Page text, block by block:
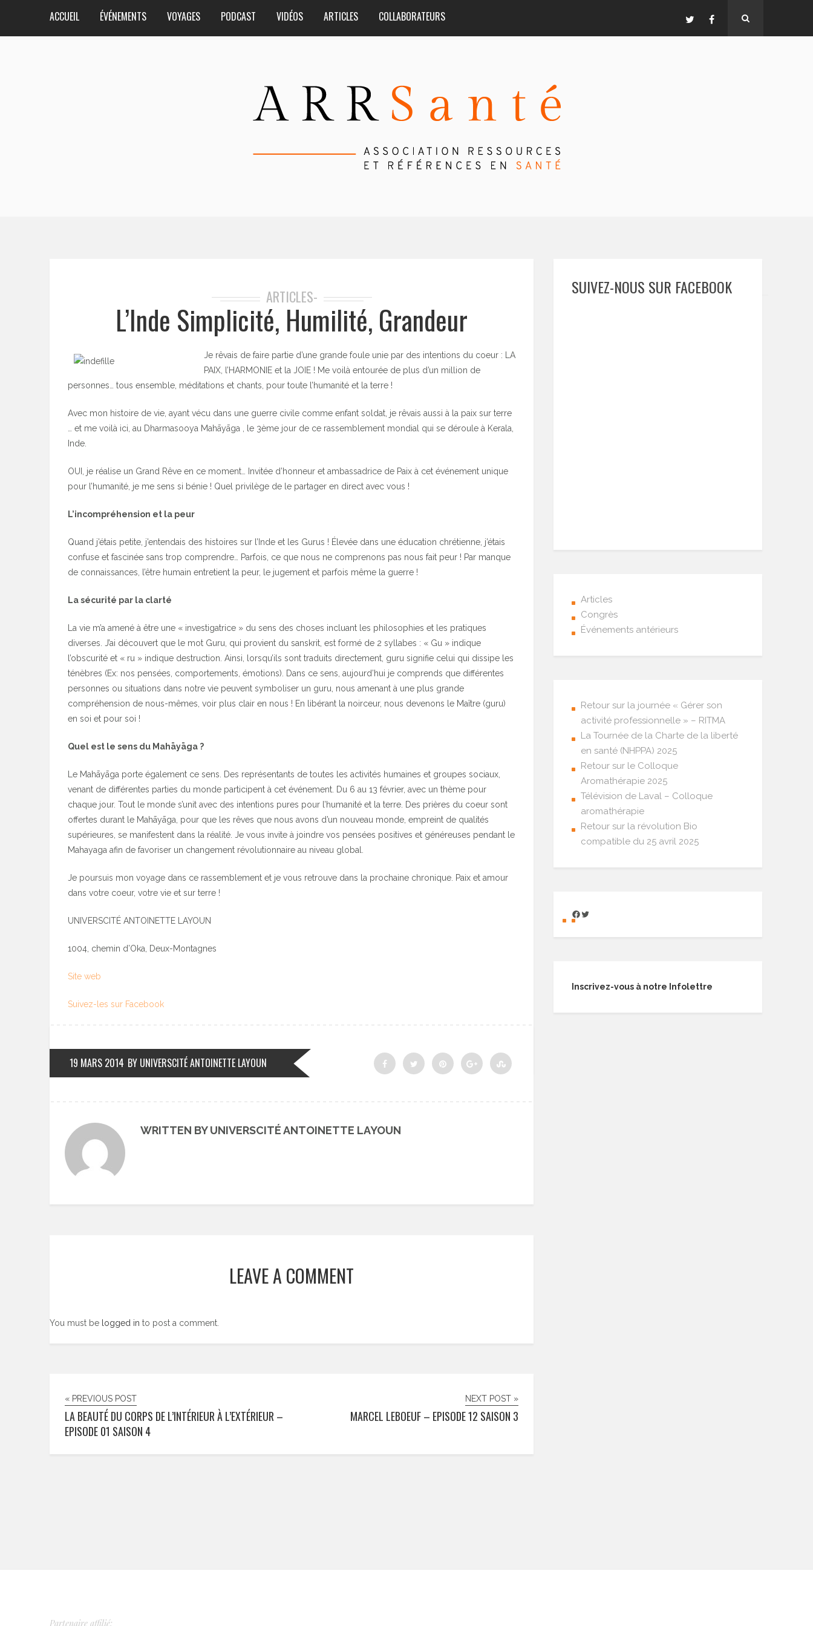
ACCUEIL ÉVÉNEMENTS VOYAGES PODCAST VIDÉOS ARTICLES COLLABORATEURS
ARTICLES-
L’Inde Simplicité, Humilité, Grandeur
Je rêvais de faire partie d’une grande foule unie par des intentions du coeur : LA
PAIX, l’HARMONIE et la JOIE ! Me voilà entourée de plus d’un million de
personnes… tous ensemble, méditations et chants, pour toute l’humanité et la terre !
Avec mon histoire de vie, ayant vécu dans une guerre civile comme enfant soldat, je rêvais aussi à la paix sur terre
… et me voilà ici, au Dharmasooya Mahāyāga , le 3ème jour de ce rassemblement mondial qui se déroule à Kerala,
Inde.
OUI, je réalise un Grand Rêve en ce moment… Invitée d’honneur et ambassadrice de Paix à cet événement unique
pour l’humanité, je me sens si bénie ! Quel privilège de le partager en direct avec vous !
L’incompréhension et la peur
Quand j’étais petite, j’entendais des histoires sur l’Inde et les Gurus ! Élevée dans une éducation chrétienne, j’étais
confuse et fascinée sans trop comprendre… Parfois, ce que nous ne comprenons pas nous fait peur ! Par manque
de connaissances, l’être humain entretient la peur, le jugement et parfois même la guerre !
La sécurité par la clarté
La vie m’a amené à être une « investigatrice » du sens des choses incluant les philosophies et les pratiques
diverses. J’ai découvert que le mot Guru, qui provient du sanskrit, est formé de 2 syllabes : « Gu » indique
l’obscurité et « ru » indique destruction. Ainsi, lorsqu’ils sont traduits directement, guru signifie celui qui dissipe les
ténèbres (Ex: nos pensées, comportements, émotions). Dans ce sens, aujourd’hui je comprends que différentes
personnes ou situations dans notre vie peuvent symboliser un guru, nous amenant à une plus grande
compréhension de nous-mêmes, voir plus clair en nous ! En libérant la noirceur, nous devenons le Maître (guru)
en soi et pour soi !
Quel est le sens du Mahāyāga ?
Le Mahāyāga porte également ce sens. Des représentants de toutes les activités humaines et groupes sociaux,
venant de différentes parties du monde participent à cet événement. Du 6 au 13 février, avec un thème pour
chaque jour. Tout le monde s’unit avec des intentions pures pour l’humanité et la terre. Des prières du coeur sont
offertes durant le Mahāyāga, pour que les rêves que nous avons d’un nouveau monde, empreint de qualités
supérieures, se manifestent dans la réalité. Je vous invite à joindre vos pensées positives et généreuses pendant le
Mahayaga afin de favoriser un changement révolutionnaire au niveau global.
Je poursuis mon voyage dans ce rassemblement et je vous retrouve dans la prochaine chronique. Paix et amour
dans votre coeur, votre vie et sur terre !
UNIVERSCITÉ ANTOINETTE LAYOUN
1004, chemin d’Oka, Deux-Montagnes
Site web
Suivez-les sur Facebook
19 MARS 2014 BY UNIVERSCITÉ ANTOINETTE LAYOUN
WRITTEN BY UNIVERSCITÉ ANTOINETTE LAYOUN
LEAVE A COMMENT
You must be logged in to post a comment.
« PREVIOUS POST
LA BEAUTÉ DU CORPS DE L’INTÉRIEUR À L’EXTÉRIEUR –
EPISODE 01 SAISON 4
NEXT POST »
MARCEL LEBOEUF – EPISODE 12 SAISON 3
SUIVEZ-NOUS SUR FACEBOOK
Articles
Congrès
Événements antérieurs
Retour sur la journée « Gérer son
activité professionnelle » – RITMA
La Tournée de la Charte de la liberté
en santé (NHPPA) 2025
Retour sur le Colloque
Aromathérapie 2025
Télévision de Laval – Colloque
aromathérapie
Retour sur la révolution Bio
compatible du 25 avril 2025
Inscrivez-vous à notre Infolettre
Partenaire affilié: